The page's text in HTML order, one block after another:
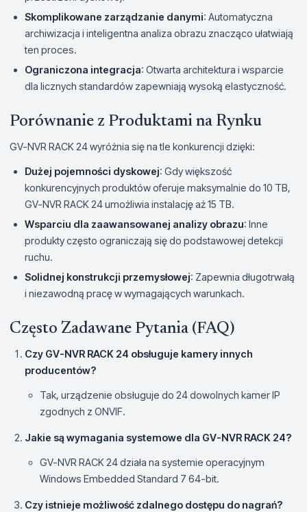
Skomplikowane zarządzanie danymi: Automatyczna
archiwizacja i inteligentna analiza obrazu znacząco ułatwiają
ten proces.
Ograniczona integracja: Otwarta architektura i wsparcie
dla licznych standardów zapewniają wysoką elastyczność.
Porównanie z Produktami na Rynku
GV-NVR RACK 24 wyróżnia się na tle konkurencji dzięki:
Dużej pojemności dyskowej: Gdy większość
konkurencyjnych produktów oferuje maksymalnie do 10 TB,
GV-NVR RACK 24 umożliwia instalację aż 15 TB.
Wsparciu dla zaawansowanej analizy obrazu: Inne
produkty często ograniczają się do podstawowej detekcji
ruchu.
Solidnej konstrukcji przemysłowej: Zapewnia długotrwałą
i niezawodną pracę w wymagających warunkach.
Często Zadawane Pytania (FAQ)
Czy GV-NVR RACK 24 obsługuje kamery innych
producentów?
Tak, urządzenie obsługuje do 24 dowolnych kamer IP
zgodnych z ONVIF.
Jakie są wymagania systemowe dla GV-NVR RACK 24?
GV-NVR RACK 24 działa na systemie operacyjnym
Windows Embedded Standard 7 64-bit.
Czy istnieje możliwość zdalnego dostępu do nagrań?